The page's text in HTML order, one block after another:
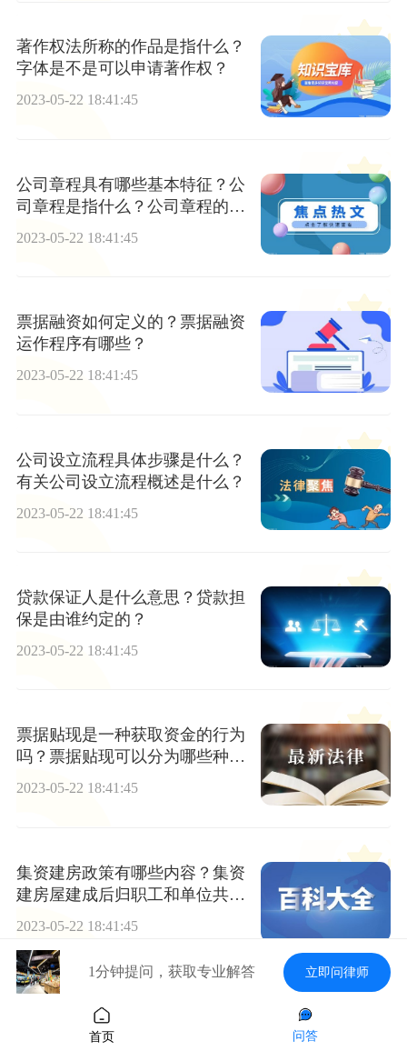
著作权法所称的作品是指什么？
字体是不是可以申请著作权？
2023-05-22 18:41:45
公司章程具有哪些基本特征？公
司章程是指什么？公司章程的订
2023-05-22 18:41:45
票据融资如何定义的？票据融资
运作程序有哪些？
2023-05-22 18:41:45
公司设立流程具体步骤是什么？
有关公司设立流程概述是什么？
2023-05-22 18:41:45
贷款保证人是什么意思？贷款担
保是由谁约定的？
2023-05-22 18:41:45
票据贴现是一种获取资金的行为
吗？票据贴现可以分为哪些种
类？
2023-05-22 18:41:45
集资建房政策有哪些内容？集资
建房屋建成后归职工和单位共同
2023-05-22 18:41:45
辩护人是指什么？被告人没有委
托辩护人的人民法院应当为其指
1分钟提问，获取专业解答 立即问律师
首页 问答